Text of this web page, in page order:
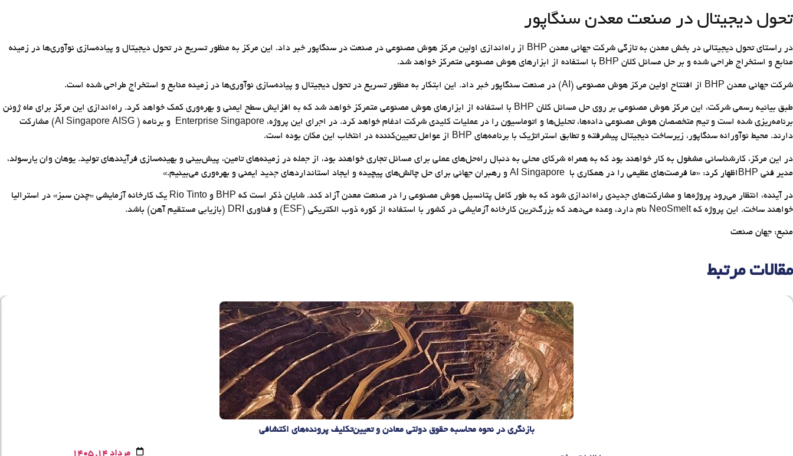
تحول دیجیتال در صنعت معدن سنگاپور
در راستای تحول دیجیتالی در بخش معدن به تازگی شرکت جهانی معدن BHP از راه‌اندازی اولین مرکز هوش مصنوعی در صنعت در سنگاپور خبر داد. این مرکز به منظور تسریع در تحول دیجیتال و پیاده‌سازی نوآوری‌ها در زمینه
منابع و استخراج طراحی شده و بر حل مسائل کلان BHP با استفاده از ابزارهای هوش مصنوعی متمرکز خواهد شد.
شرکت جهانی معدن BHP از افتتاح اولین مرکز هوش مصنوعی (AI) در صنعت سنگاپور خبر داد. این ابتکار به منظور تسریع در تحول دیجیتال و پیاده‌سازی نوآوری‌ها در زمینه منابع و استخراج طراحی شده است.
طبق بیانیه رسمی شرکت، این مرکز هوش مصنوعی بر روی حل مسائل کلان BHP با استفاده از ابزارهای هوش مصنوعی متمرکز خواهد شد که به افزایش سطح ایمنی و بهره‌وری کمک خواهد کرد. راه‌اندازی این مرکز برای ماه ژوئن
برنامه‌ریزی شده است و تیم متخصصان هوش مصنوعی داده‌ها، تحلیل‌ها و اتوماسیون را در عملیات کلیدی شرکت ادغام خواهد کرد. در اجرای این پروژه، Enterprise Singapore و برنامه‌ ( AI Singapore AISG) مشارکت
دارند. محیط نوآورانه سنگاپور، زیرساخت دیجیتال پیشرفته و تطابق استراتژیک با برنامه‌های BHP از عوامل تعیین‌کننده در انتخاب این مکان بوده است.
در این مرکز، کارشناسانی مشغول به کار خواهند بود که به همراه شرکای محلی به دنبال راه‌حل‌های عملی برای مسائل تجاری خواهند بود، از جمله در زمینه‌های تامین، پیش‌بینی و بهینه‌سازی فرآیندهای تولید. یوهان وان یارسولد،
مدیر فنی BHPاظهار کرد: «ما فرصت‌های عظیمی را در همکاری با‌ AI Singapore و رهبران جهانی برای حل چالش‌های پیچیده و ایجاد استانداردهای جدید ایمنی و بهره‌وری می‌بینیم.»
در آینده، انتظار می‌رود پروژه‌ها و مشارکت‌های جدیدی راه‌اندازی شود که به طور کامل پتانسیل هوش مصنوعی را در صنعت معدن آزاد کند. شایان ذکر است که BHP و Rio Tinto یک کارخانه آزمایشی «چدن سبز» در استرالیا
خواهند ساخت. این پروژه که NeoSmelt نام دارد، وعده می‌دهد که بزرگ‌ترین کارخانه آزمایشی در کشور با استفاده از کوره ذوب الکتریکی (ESF) و فناوری DRI (بازیابی مستقیم آهن) باشد.
منبع: جهان صنعت
مقالات مرتبط
بازنگری در نحوه محاسبه حقوق دولتی معادن و تعیین‌تکلیف پرونده‌های اکتشافی
مرداد 14, 1405